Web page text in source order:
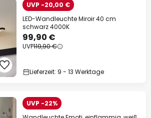
UVP -20,00 €
LED-Wandleuchte Miroir 40 cm
schwarz 4000K
99,90 €
UVP119,90 €
Lieferzeit: 9 - 13 Werktage
UVP -22%